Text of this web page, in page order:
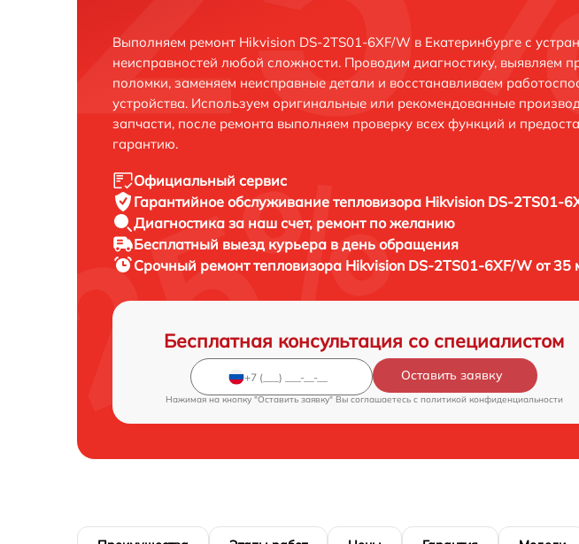
Выполняем ремонт Hikvision DS-2TS01-6XF/W в Екатеринбурге с
неисправностей любой сложности. Проводим диагностику, выявляем
поломки, заменяем неисправные детали и восстанавливаем
устройства. Используем оригинальные или рекомендованные
запчасти, после ремонта выполняем проверку всех функций и
гарантию.
Официальный сервис
Гарантийное обслуживание тепловизора Hikvision DS-2TS01-
Диагностика за наш счет, ремонт по желанию
Бесплатный выезд курьера в день обращения
Срочный ремонттепловизора Hikvision DS-2TS01-6XF/W от 35
Бесплатная консультация со специалистом
Оставить заявку
Нажимая на кнопку "Оставить заявку" Вы соглашаетесь c политикой конфиденциальности